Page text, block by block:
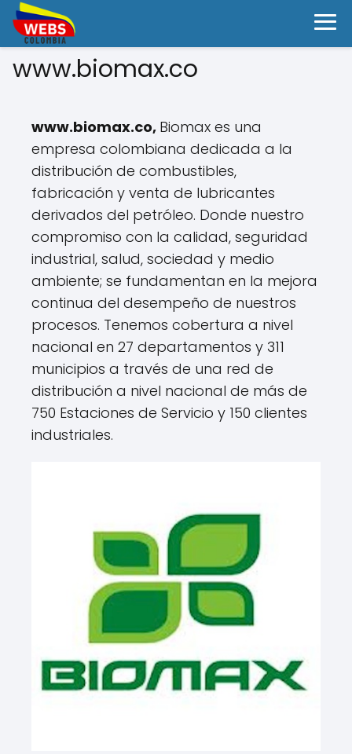
www.biomax.co
www.biomax.co, Biomax es una
empresa colombiana dedicada a la
distribución de combustibles,
fabricación y venta de lubricantes
derivados del petróleo. Donde nuestro
compromiso con la calidad, seguridad
industrial, salud, sociedad y medio
ambiente; se fundamentan en la mejora
continua del desempeño de nuestros
procesos. Tenemos cobertura a nivel
nacional en 27 departamentos y 311
municipios a través de una red de
distribución a nivel nacional de más de
750 Estaciones de Servicio y 150 clientes
industriales.